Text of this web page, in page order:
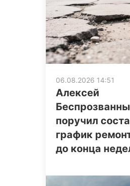
06.08.2026 14:51
Алексей
поручил
график
до конца